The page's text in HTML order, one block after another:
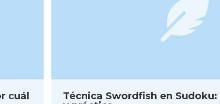
cuál
Técnica Swordfish en